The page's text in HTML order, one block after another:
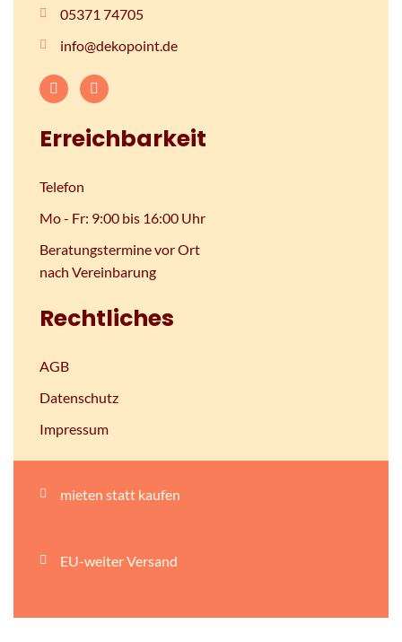
05371 74705
info@dekopoint.de
Erreichbarkeit
Telefon
Mo - Fr: 9:00 bis 16:00 Uhr
Beratungstermine vor Ort
nach Vereinbarung
Rechtliches
AGB
Datenschutz
Impressum
mieten statt kaufen
EU-weiter Versand